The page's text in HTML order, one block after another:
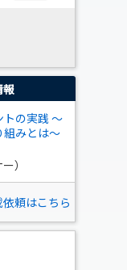
報
の実践 ～
組みとは～
）
依頼はこちら